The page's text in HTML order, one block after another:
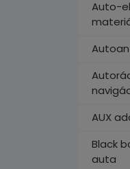
Auto-
AUX
Black
auta